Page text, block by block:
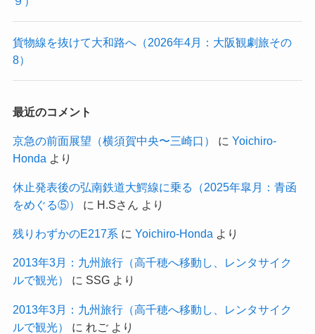
貨物線を抜けて大和路へ（2026年4月：大阪観劇旅その
8）
最近のコメント
京急の前面展望（横須賀中央〜三崎口） に Yoichiro-
Honda より
休止発表後の弘南鉄道大鰐線に乗る（2025年皐月：青函
をめぐる⑤）
に H.Sさん より
残りわずかのE217系 に Yoichiro-Honda より
2013年3月：九州旅行（高千穂へ移動し、レンタサイク
ルで観光）
に SSGより
2013年3月：九州旅行（高千穂へ移動し、レンタサイク
ルで観光）
に れごより